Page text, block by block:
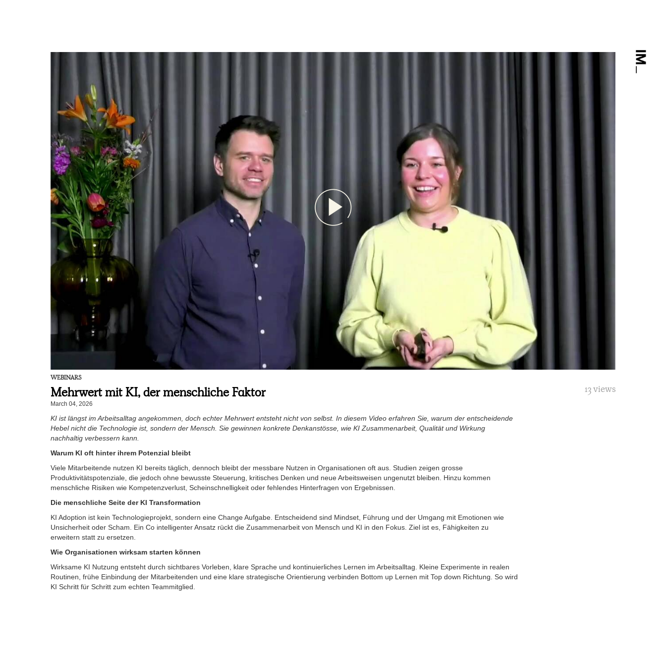
WEBINARS
Mehrwert mit KI, der menschliche Faktor 13 views
March 04, 2026
KI ist längst im Arbeitsalltag angekommen, doch echter Mehrwert entsteht nicht von selbst. In diesem Video erfahren Sie, warum der entscheidende
Hebel nicht die Technologie ist, sondern der Mensch. Sie gewinnen konkrete Denkanstösse, wie KI Zusammenarbeit, Qualität und Wirkung
nachhaltig verbessern kann.
Warum KI oft hinter ihrem Potenzial bleibt
Viele Mitarbeitende nutzen KI bereits täglich, dennoch bleibt der messbare Nutzen in Organisationen oft aus. Studien zeigen grosse
Produktivitätspotenziale, die jedoch ohne bewusste Steuerung, kritisches Denken und neue Arbeitsweisen ungenutzt bleiben. Hinzu kommen
menschliche Risiken wie Kompetenzverlust, Scheinschnelligkeit oder fehlendes Hinterfragen von Ergebnissen.
Die menschliche Seite der KI Transformation
KI Adoption ist kein Technologieprojekt, sondern eine Change Aufgabe. Entscheidend sind Mindset, Führung und der Umgang mit Emotionen wie
Unsicherheit oder Scham. Ein Co intelligenter Ansatz rückt die Zusammenarbeit von Mensch und KI in den Fokus. Ziel ist es, Fähigkeiten zu
erweitern statt zu ersetzen.
Wie Organisationen wirksam starten können
Wirksame KI Nutzung entsteht durch sichtbares Vorleben, klare Sprache und kontinuierliches Lernen im Arbeitsalltag. Kleine Experimente in realen
Routinen, frühe Einbindung der Mitarbeitenden und eine klare strategische Orientierung verbinden Bottom up Lernen mit Top down Richtung. So wird
KI Schritt für Schritt zum echten Teammitglied.